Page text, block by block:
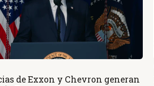
de Exxon y Chevron generan